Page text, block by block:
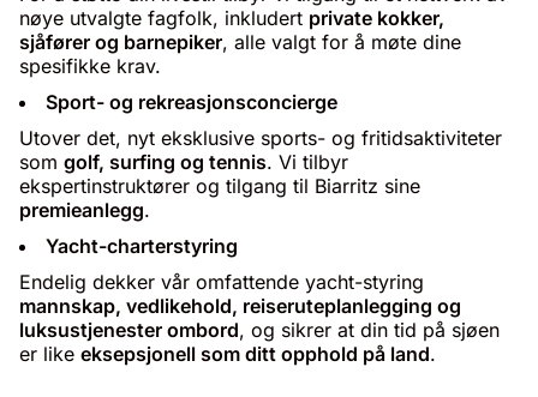
nøye utvalgte fagfolk, inkludert private kokker,
sjåfører og barnepiker, alle valgt for å møte dine
spesifikke krav.
Sport- og rekreasjonsconcierge
Utover det, nyt eksklusive sports- og fritidsaktiviteter
som golf, surfing og tennis. Vi tilbyr
ekspertinstruktører og tilgang til Biarritz sine
premieanlegg.
Yacht-charterstyring
Endelig dekker vår omfattende yacht-styring
mannskap, vedlikehold, reiseruteplanlegging og
luksustjenester ombord, og sikrer at din tid på sjøen
er like eksepsjonell som ditt opphold på land.